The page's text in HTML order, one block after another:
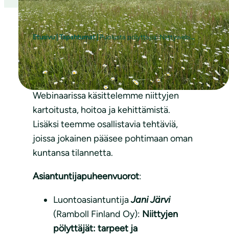
Etusivu|Tapahtumat|Puolusta pölyttäjiä: Niittywebinaari kunnille
Webinaarissa käsittelemme niittyjen
kartoitusta, hoitoa ja kehittämistä.
Lisäksi teemme osallistavia tehtäviä,
joissa jokainen pääsee pohtimaan oman
kuntansa tilannetta.
Asiantuntijapuheenvuorot:
LuontoasiantuntijaJani Järvi
(Ramboll Finland Oy): Niittyjen
pölyttäjät: tarpeet ja